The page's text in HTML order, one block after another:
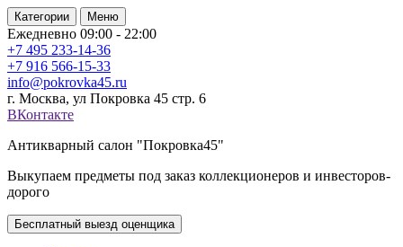
Категории Меню
Ежедневно 09:00 - 22:00
+7 495 233-14-36
+7 916 566-15-33
info@pokrovka45.ru
г. Москва, ул Покровка 45 стр. 6
ВКонтакте
Антикварный салон "Покровка45"
Выкупаем предметы под заказ коллекционеров и инвесторов-
дорого
Бесплатный выезд оценщика